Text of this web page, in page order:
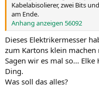
Kabelabisolierer, zwei Bits
am Ende.
Anhang anzeigen 56092
Dieses Elektrikermesser
zum Kartons klein machen
Sagen wir es mal so...
Ding.
Was soll das alles?